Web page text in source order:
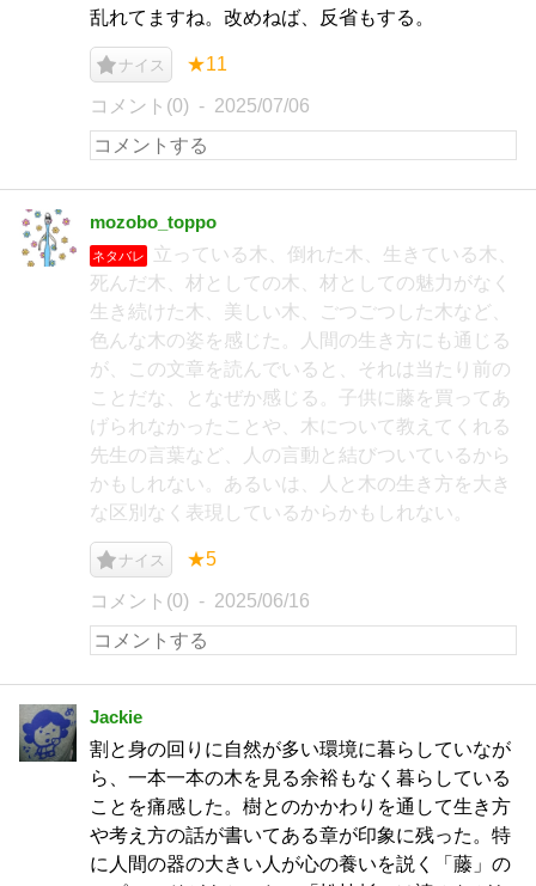
乱れてますね。改めねば、反省もする。
ナイス ★11
コメント(0) 2025/07/06
mozobo_toppo
ネタバレ
立っている木、倒れた木、生きている木、
死んだ木、材としての木、材としての魅力がなく
生き続けた木、美しい木、ごつごつした木など、
色んな木の姿を感じた。人間の生き方にも通じる
が、この文章を読んでいると、それは当たり前の
ことだな、となぜか感じる。子供に藤を買ってあ
げられなかったことや、木について教えてくれる
先生の言葉など、人の言動と結びついているから
かもしれない。あるいは、人と木の生き方を大き
な区別なく表現しているからかもしれない。
ナイス ★5
コメント(0) 2025/06/16
Jackie
割と身の回りに自然が多い環境に暮らしていなが
ら、一本一本の木を見る余裕もなく暮らしている
ことを痛感した。樹とのかかわりを通して生き方
や考え方の話が書いてある章が印象に残った。特
に人間の器の大きい人が心の養いを説く「藤」の